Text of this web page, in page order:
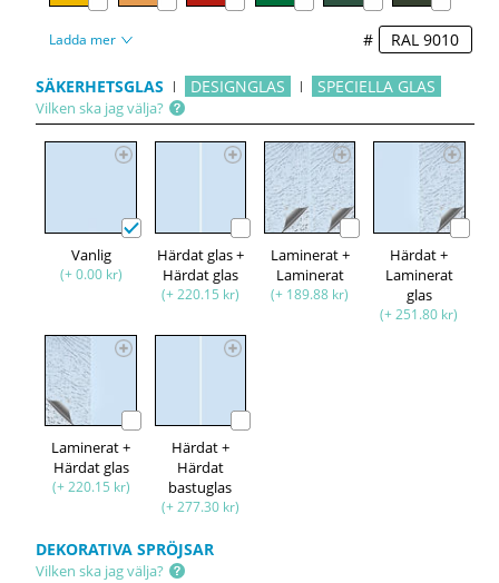
Ladda mer #
SÄKERHETSGLAS DESIGNGLAS SPECIELLA GLAS
Vilken ska jag välja?
Vanlig
(+ 0.00 kr)
Härdat glas +
Härdat glas
(+ 220.15 kr)
Laminerat +
Laminerat
(+ 189.88 kr)
Härdat +
Laminerat
glas
(+ 251.80 kr)
Laminerat +
Härdat glas
(+ 220.15 kr)
Härdat +
Härdat
bastuglas
(+ 277.30 kr)
DEKORATIVA SPRÖJSAR
Vilken ska jag välja?